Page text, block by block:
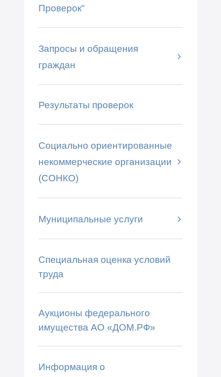
Проверок"
Запросы и обращения
граждан
Результаты проверок
Социально ориентированные
некоммерческие организации
(СОНКО)
Муниципальные услуги
Специальная оценка условий
труда
Аукционы федерального
имущества АО «ДОМ.РФ»
Информация о